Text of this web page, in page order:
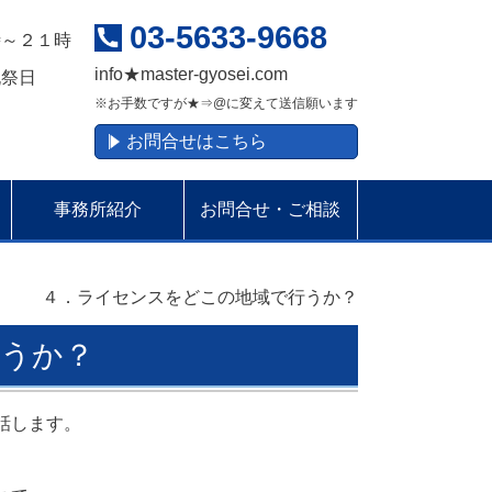
２１時
日
03-5633-9668
info★master-gyosei.com
※お手数ですが★⇒@に変えて送信願います
お問合せはこちら
事務所紹介 お問合せ・ご相談
４．ライセンスをどこの地域で行うか？
か？
ます。